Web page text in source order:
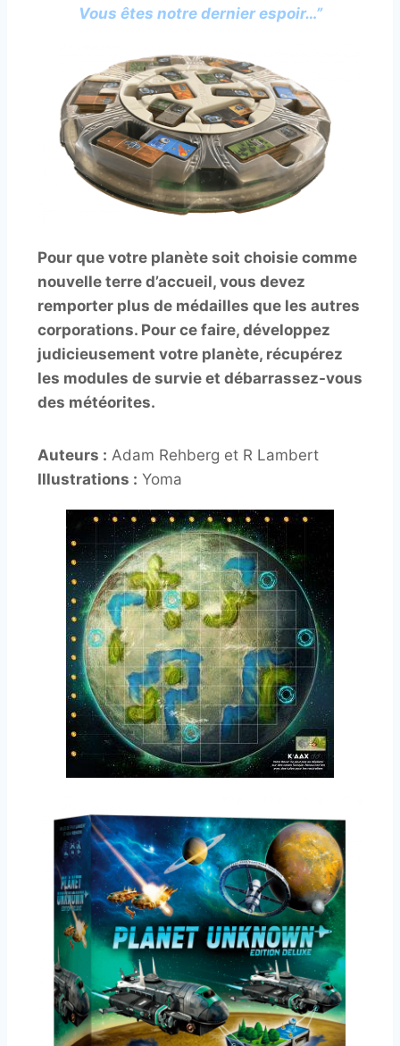
Vous êtes notre dernier espoir…”
Pour que votre planète soit choisie comme
nouvelle terre d’accueil, vous devez
remporter plus de médailles que les autres
corporations. Pour ce faire, développez
judicieusement votre planète, récupérez
les modules de survie et débarrassez-vous
des météorites.
Auteurs : Adam Rehberg et R Lambert
Illustrations : Yoma